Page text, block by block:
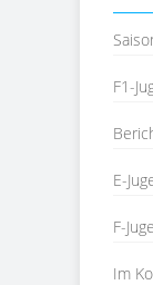
F1-
E-
F-
Im